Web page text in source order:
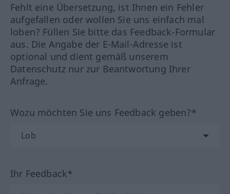
Fehlt eine Übersetzung, ist Ihnen ein Fehler
aufgefallen oder wollen Sie uns einfach mal
loben? Füllen Sie bitte das Feedback-Formular
aus. Die Angabe der E-Mail-Adresse ist
optional und dient gemäß unserem
Datenschutz nur zur Beantwortung Ihrer
Anfrage.
Wozu möchten Sie uns Feedback geben?*
Ihr Feedback*